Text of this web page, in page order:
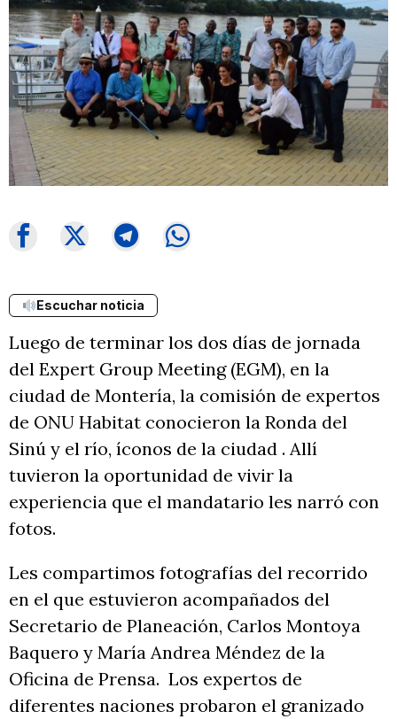
Escuchar noticia
Luego de terminar los dos días de jornada
del Expert Group Meeting (EGM), en la
ciudad de Montería, la comisión de expertos
de ONU Habitat conocieron la Ronda del
Sinú y el río, íconos de la ciudad . Allí
tuvieron la oportunidad de vivir la
experiencia que el mandatario les narró con
fotos.
Les compartimos fotografías del recorrido
en el que estuvieron acompañados del
Secretario de Planeación, Carlos Montoya
Baquero y María Andrea Méndez de la
Oficina de Prensa. Los expertos de
diferentes naciones probaron el granizado